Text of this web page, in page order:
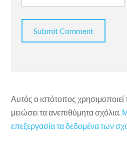
Αυτός ο ιστότοπος
μειώσει τα ανεπιθύμητα σχόλια.
επεξεργασία τα δεδομένα των